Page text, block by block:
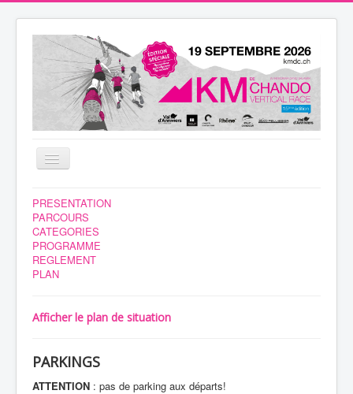
Basculer
la
NEWS
BENEVOLES
COURSE
INSCRIPTION
PARTENAIRES
CONTACTS
PRESENTATION
PARCOURS
CATEGORIES
PROGRAMME
REGLEMENT
PLAN
Afficher le plan de situation
PARKINGS
ATTENTION : pas de parking aux départs!